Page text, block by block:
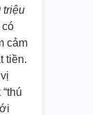
triệu
có
cảm
tiền.